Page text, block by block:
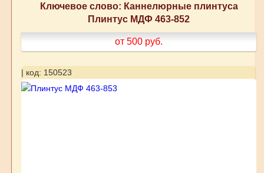
Ключевое слово: Каннелюрные плинтуса
Плинтус МДФ 463-852
от 500 руб.
| код: 150523